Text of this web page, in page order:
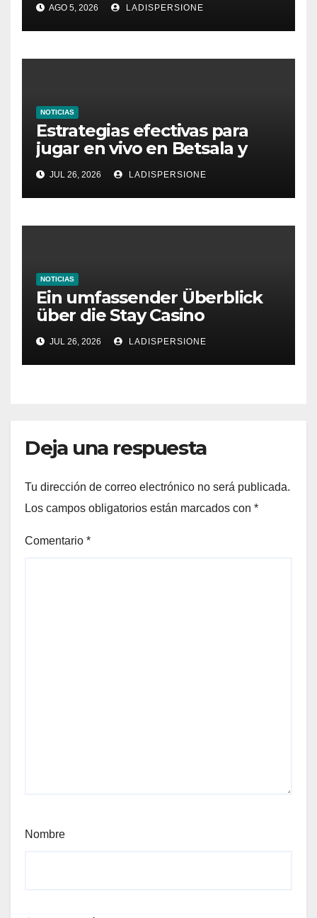
Glücksspielplattformen
AGO 5, 2026 LADISPERSIONE
NOTICIAS
Estrategias efectivas para
jugar en vivo en Betsala y
aumentar tus ganancias
JUL 26, 2026 LADISPERSIONE
NOTICIAS
Ein umfassender Überblick
über die Stay Casino
Bonusbedingungen
JUL 26, 2026 LADISPERSIONE
Deja una respuesta
Tu dirección de correo electrónico no será publicada.
Los campos obligatorios están marcados con *
Comentario *
Nombre